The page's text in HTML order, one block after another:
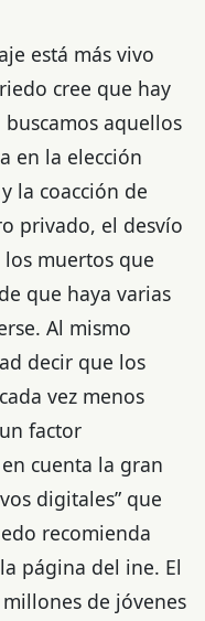
está más vivo
cree que hay
aquellos
en la elección
la coacción de
privado, el desvío
muertos que
que haya varias
Al mismo
decir que los
vez menos
factor
cuenta la gran
digitales” que
recomienda
página del ine. El
de jóvenes